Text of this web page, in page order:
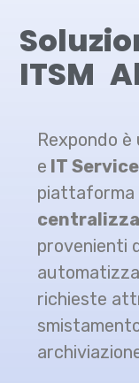
ITSM
Rexpondo è
e IT
piattaforma
provenienti
richieste